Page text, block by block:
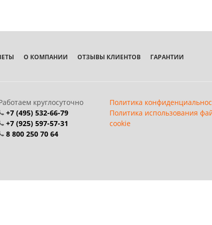
О КОМПАНИИ ОТЗЫВЫ КЛИЕНТОВ ГАРАНТИИ
круглосуточно
+7 (495) 532-66-79
+7 (925) 597-57-31
8 800 250 70 64
Политика
Политика использования
cookie